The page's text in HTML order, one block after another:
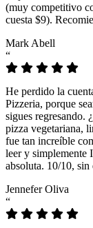
(muy competitivo
cuesta $9).
Mark Abell
“
He perdido la
Pizzeria, porque
sigues regresando.
pizza vegetariana,
fue tan increíble
leer y simplemente
absoluta. 10/10, sin
Jennefer Oliva
“